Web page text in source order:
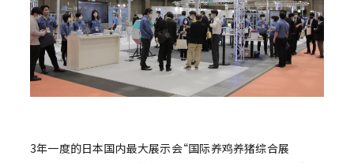
3年一度的日本国内最大展示会“国际养鸡养猪综合展